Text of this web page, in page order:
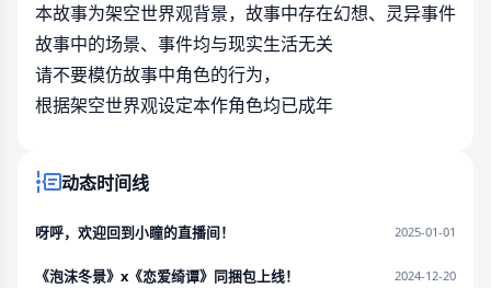
本故事为架空世界观背景，故事中存在幻想、灵异事件
故事中的场景、事件均与现实生活无关
请不要模仿故事中角色的行为，
根据架空世界观设定本作角色均已成年
动态时间线
呀呼，欢迎回到小瞳的直播间！ 2025-01-01
​《泡沫冬景》x《恋爱绮谭》同捆包上线！ 2024-12-20